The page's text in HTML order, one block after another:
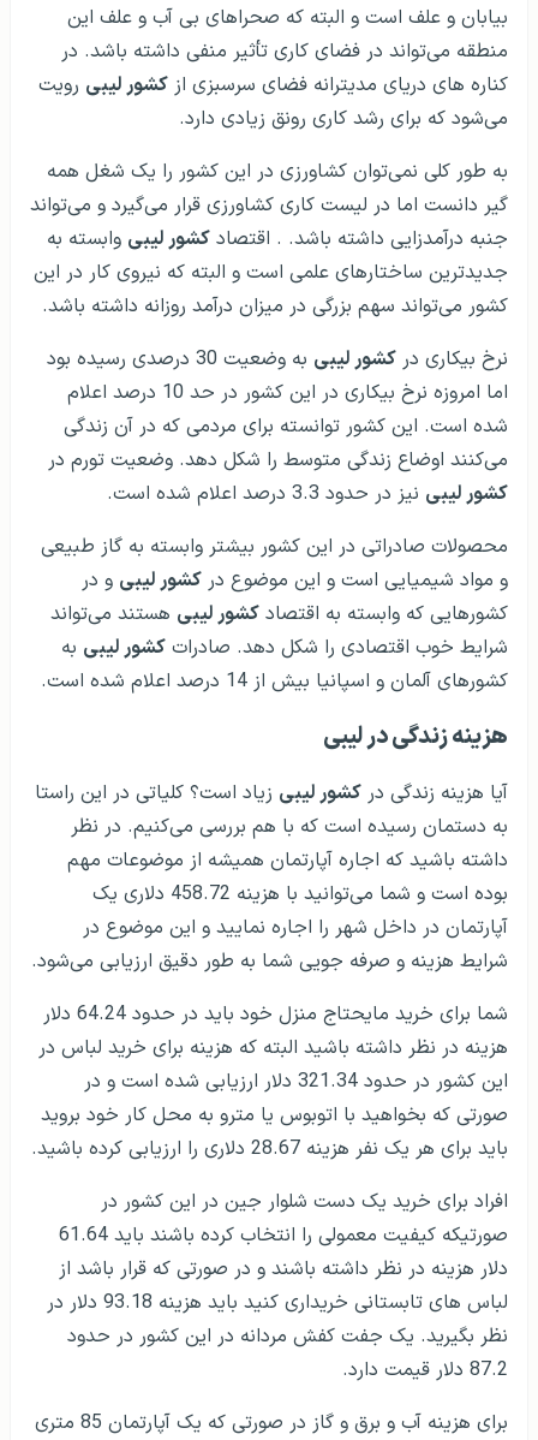
بیابان و علف است و البته که صحراهای بی آب و علف این
منطقه می‌تواند در فضای کاری تأثیر منفی داشته باشد. در
کناره های دریای مدیترانه فضای سرسبزی از کشور لیبی رویت
می‌شود که برای رشد کاری رونق زیادی دارد.
به طور کلی نمی‌توان کشاورزی در این کشور را یک شغل همه
گیر دانست اما در لیست کاری کشاورزی قرار می‌گیرد و می‌تواند
جنبه درآمدزایی داشته باشد. . اقتصاد کشور لیبی وابسته به
جدیدترین ساختارهای علمی است و البته که نیروی کار در این
کشور می‌تواند سهم بزرگی در میزان درآمد روزانه داشته باشد.
نرخ بیکاری در کشور لیبی
به وضعیت 30 درصدی رسیده بود
اما امروزه نرخ بیکاری در این کشور در حد 10 درصد اعلام
شده است. این کشور توانسته برای مردمی که در آن زندگی
می‌کنند اوضاع زندگی متوسط را شکل دهد. وضعیت تورم در
کشور لیبی نیز در حدود 3.3 درصد اعلام شده است.
محصولات صادراتی در این کشور بیشتر وابسته به گاز طبیعی
و مواد شیمیایی است و این موضوع در کشور لیبی و در
کشورهایی که وابسته به اقتصاد کشور لیبی هستند می‌تواند
شرایط خوب اقتصادی را شکل دهد. صادرات کشور لیبی به
کشورهای آلمان و اسپانیا بیش از 14 درصد اعلام شده است.
هزینه زندگی در لیبی
آیا هزینه زندگی در کشور لیبی زیاد است؟ کلیاتی در این راستا
به دستمان رسیده است که با هم بررسی می‌کنیم. در نظر
داشته باشید که اجاره آپارتمان همیشه از موضوعات مهم
بوده است و شما می‌توانید با هزینه 458.72 دلاری یک
آپارتمان در داخل شهر را اجاره نمایید و این موضوع در
شرایط هزینه و صرفه جویی شما به طور دقیق ارزیابی می‌شود.
شما برای خرید مایحتاج منزل خود باید در حدود 64.24 دلار
هزینه در نظر داشته باشید البته که هزینه برای خرید لباس در
این کشور در حدود 321.34 دلار ارزیابی شده است و در
صورتی که بخواهید با اتوبوس یا مترو به محل کار خود بروید
باید برای هر یک نفر هزینه 28.67 دلاری را ارزیابی کرده باشید.
افراد برای خرید یک دست شلوار جین در این کشور در
صورتیکه کیفیت معمولی را انتخاب کرده باشند باید 61.64
دلار هزینه در نظر داشته باشند و در صورتی که قرار باشد از
لباس های تابستانی خریداری کنید باید هزینه 93.18 دلار در
نظر بگیرید. یک جفت کفش مردانه در این کشور در حدود
87.2 دلار قیمت دارد.
برای هزینه آب و برق و گاز در صورتی که یک آپارتمان 85 متری